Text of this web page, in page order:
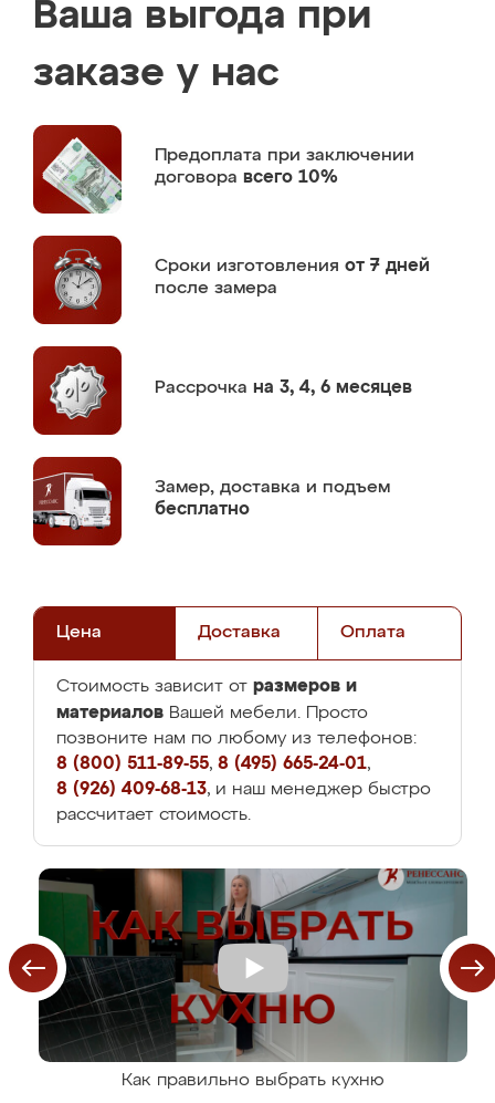
Ваша выгода при
заказе у нас
Предоплата при заключении
договора всего 10%
Сроки изготовления от 7 дней
после замера
Рассрочка на 3, 4, 6 месяцев
Замер, доставка и подъем
бесплатно
Цена Доставка Оплата
Стоимость зависит от размеров и
материалов Вашей мебели. Просто
позвоните нам по любому из телефонов:
8 (800) 511-89-55, 8 (495) 665-24-01,
8 (926) 409-68-13, и наш менеджер быстро
рассчитает стоимость.
Как правильно выбрать кухню